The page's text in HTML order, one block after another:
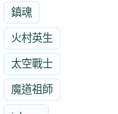
鎮魂
火村英生
太空戰士
魔道祖師